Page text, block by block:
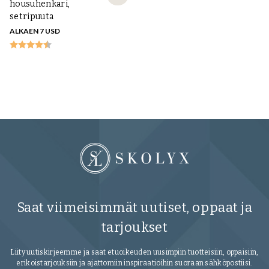
housuhenkari,
setripuuta
ALKAEN 7 USD
Saat viimeisimmät uutiset, oppaat ja
tarjoukset
Liity uutiskirjeemme ja saat etuoikeuden uusimpiin tuotteisiin, oppaisiin,
erikoistarjouksiin ja ajattomiin inspiraatioihin suoraan sähköpostiisi.